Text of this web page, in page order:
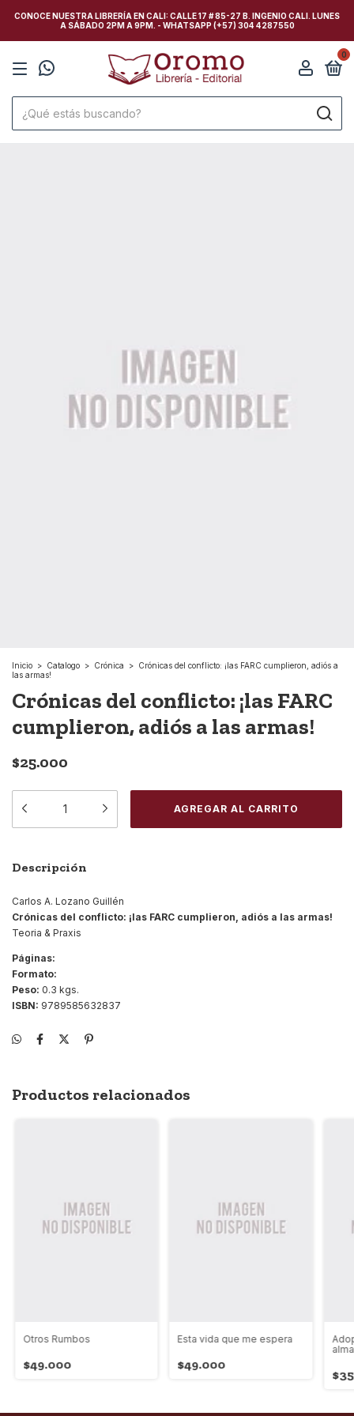
CONOCE NUESTRA LIBRERÍA EN CALI: CALLE 17 # 85-27 B. INGENIO CALI. LUNES
A SÁBADO 2PM A 9PM. - WHATSAPP (+57) 304 4287550
0
Inicio > Catalogo > Crónica > Crónicas del conflicto: ¡las FARC cumplieron, adiós a
las armas!
Crónicas del conflicto: ¡las FARC
cumplieron, adiós a las armas!
$25.000
Descripción
Carlos A. Lozano Guillén
Crónicas del conflicto: ¡las FARC cumplieron, adiós a las armas!
Teoria & Praxis
Páginas:
Formato:
Peso: 0.3 kgs.
ISBN: 9789585632837
Productos relacionados
Otros Rumbos
$49.000
Esta vida que me espera
$49.000
alma